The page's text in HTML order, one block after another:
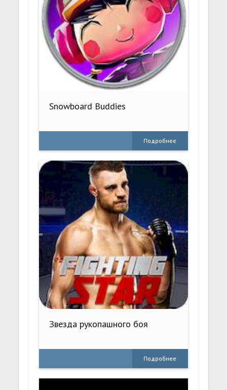
Snowboard Buddies
Подробнее
Звезда рукопашного боя
Подробнее